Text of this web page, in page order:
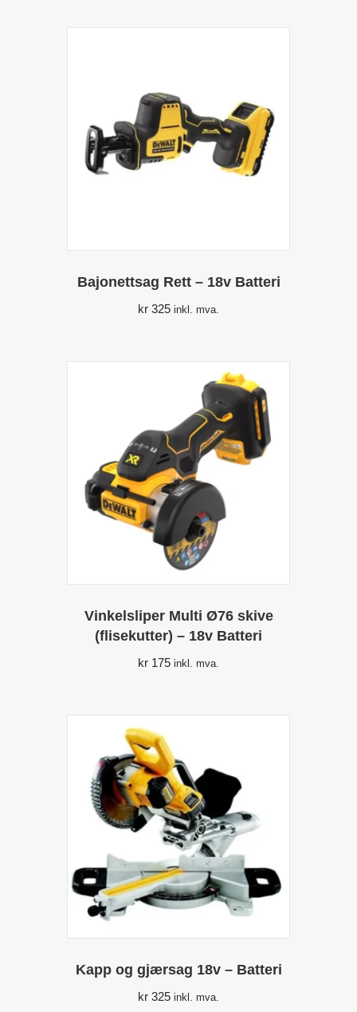
Bajonettsag Rett – 18v Batteri
kr 325 inkl. mva.
Vinkelsliper Multi Ø76 skive
(flisekutter) – 18v Batteri
kr 175 inkl. mva.
Kapp og gjærsag 18v – Batteri
kr 325 inkl. mva.